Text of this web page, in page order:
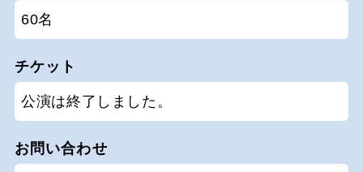
60名
チケット
公演は終了しました。
お問い合わせ